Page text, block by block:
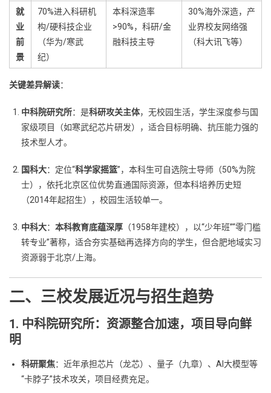
就
业
前
景
70%进入科研机
构/硬科技企业
（华为/寒武
纪）
本科深造率
>90%，科研/金
融科技主导
30%海外深造，产
业界校友网络强
（科大讯飞等）
关键差异解读：
中科院研究所：是科研攻关主体，无校园生活，学生深度参与国
家级项目（如寒武纪芯片研发），适合目标明确、抗压能力强的
技术型人才。
国科大：定位“科学家摇篮”，本科生可自选院士导师（50%为院
士），依托北京区位优势直通国际资源，但本科培养历史短
（2014年起招生），校园生活较单一。
中科大： 本科教育底蕴深厚 （1958年建校），以“少年班”“零门槛
转专业”著称，适合夯实基础再选择方向的学生，但合肥地域实习
资源弱于北京/上海。
二、三校发展近况与招生趋势
1. 中科院研究所：资源整合加速，项目导向鲜
明
科研聚焦：近年承担芯片（龙芯）、量子（九章）、AI大模型等
“卡脖子”技术攻关，项目经费充足。